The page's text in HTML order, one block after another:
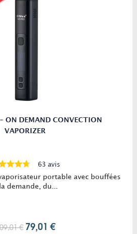
ON DEMAND CONVECTION
VAPORIZER
63 avis
portable avec bouffées
demande, du...
€ 79,01 €